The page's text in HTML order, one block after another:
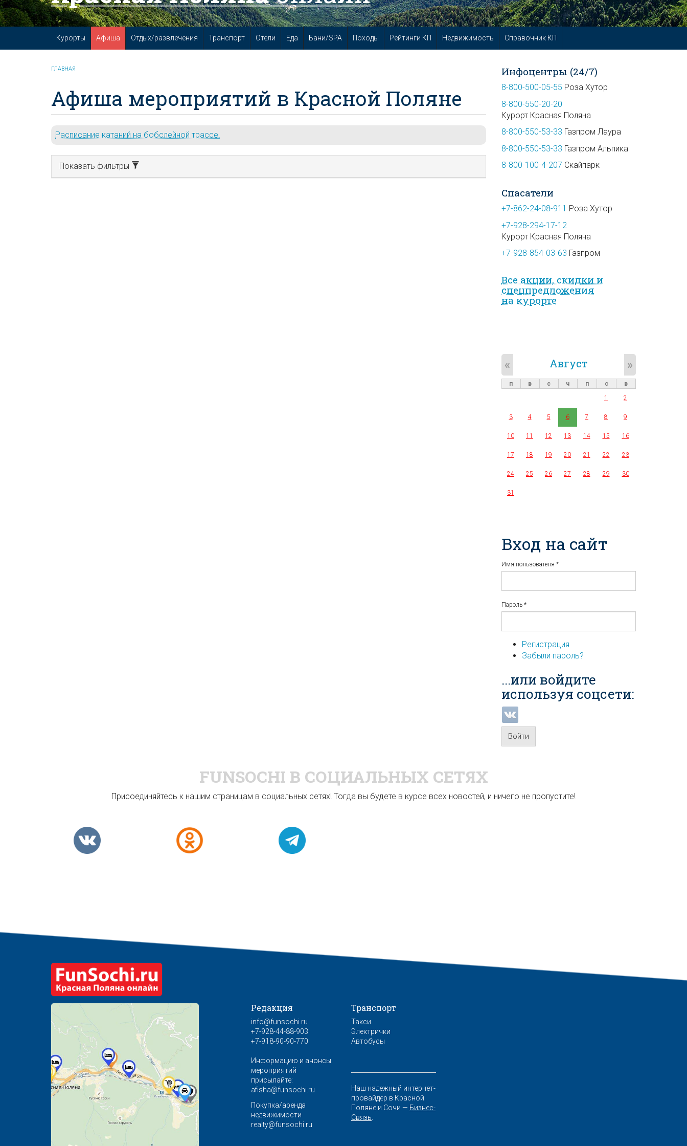
Курорты Афиша Отдых/развлечения Транспорт Отели Еда Бани/SPA Походы Рейтинги КП Недвижимость Справочник КП
ГЛАВНАЯ
Афиша мероприятий в Красной Поляне
Расписание катаний на бобслейной трассе.
Показать фильтры
Инфоцентры (24/7)
8-800-500-05-55 Роза Хутор
8-800-550-20-20
Курорт Красная Поляна
8-800-550-53-33 Газпром Лаура
8-800-550-53-33 Газпром Альпика
8-800-100-4-207 Скайпарк
Спасатели
+7-862-24-08-911 Роза Хутор
+7-928-294-17-12
Курорт Красная Поляна
+7-928-854-03-63 Газпром
Все акции, скидки и
спец­предложе­ния
на курорте
Август
« »
п в с ч п с
в
1
2
3 4 5 6 7 8 9
10 11 12 13 14 15 16
17 18 19 20 21 22 23
24 25 26 27 28 29 30
31
Вход на сайт
Имя пользователя *
Пароль *
Регистрация
Забыли пароль?
...или войдите
используя соцсети:
Войти
FUNSOCHI В СОЦИАЛЬНЫХ СЕТЯХ
Присоединяйтесь к нашим страницам в социальных сетях! Тогда вы будете в курсе всех новостей, и ничего не пропустите!
Редакция
info@funsochi.ru
+7-928-44-88-903
+7-918-90-90-770
Информацию и анонсы
мероприятий
присылайте:
afisha@funsochi.ru
Покупка/аренда
недвижимости
realty@funsochi.ru
Транспорт
Такси
Электрички
Автобусы
Наш надежный интернет-
провайдер в Красной
Поляне и Сочи — Бизнес-
Связь